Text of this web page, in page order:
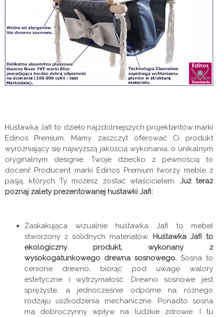
Huśtawka Jafi to dzieło najzdolniejszych projektantów marki
Edinos Premium. Mamy zaszczyt oferować Ci produkt
wyróżniający się najwyższą jakością wykonania, o unikalnym
oryginalnym designie. Twoje dziecko z pewnością to
doceni! Producent marki Edinos Premium tworzy meble z
pasją, których Ty możesz zostać właścicielem. Już teraz
poznaj zalety prezentowanej huśtawki Jafi:
Zaskakująca wizualnie huśtawka Jafi to mebel
stworzony z solidnych materiałów. Huśtawka Jafi to
ekologiczny produkt, wykonany z
wysokogatunkowego drewna sosnowego. Sosna to
cenione drewno, biorąc pod uwagę walory
estetyczne i wytrzymałość. Drewno sosnowe jest
sprężyste, a jednocześnie odporne na różnego
rodzaju uszkodzenia mechaniczne. Ponadto sosna
ma dobroczynny wpływ na ludzkie zdrowie. I tu